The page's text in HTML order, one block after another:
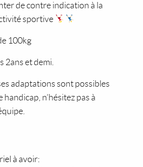
de contre indication à la
sportive
100kg
2ans et demi.
adaptations sont possibles
handicap, n’hésitez pas à
à avoir: